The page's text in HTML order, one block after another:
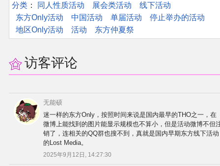
分类 ：​ 同人性质活动 展会类活动
线下活动
东方Only活动
中国活动 单届活动
停止举办的活动
地区Only活动
活动 东方仲夏祭
访客评论
无能硕
迷一样的东方Only，按照时间来说是国内最早的THO之一，在
微博上能找到的图片能显示规模也不算小，但是活动微博不但
销了，连相关的QQ群也搜不到，真就是国内早期东方线下活动
的Lost Media。
2025年9月12日, 14:27:30
捐款支持